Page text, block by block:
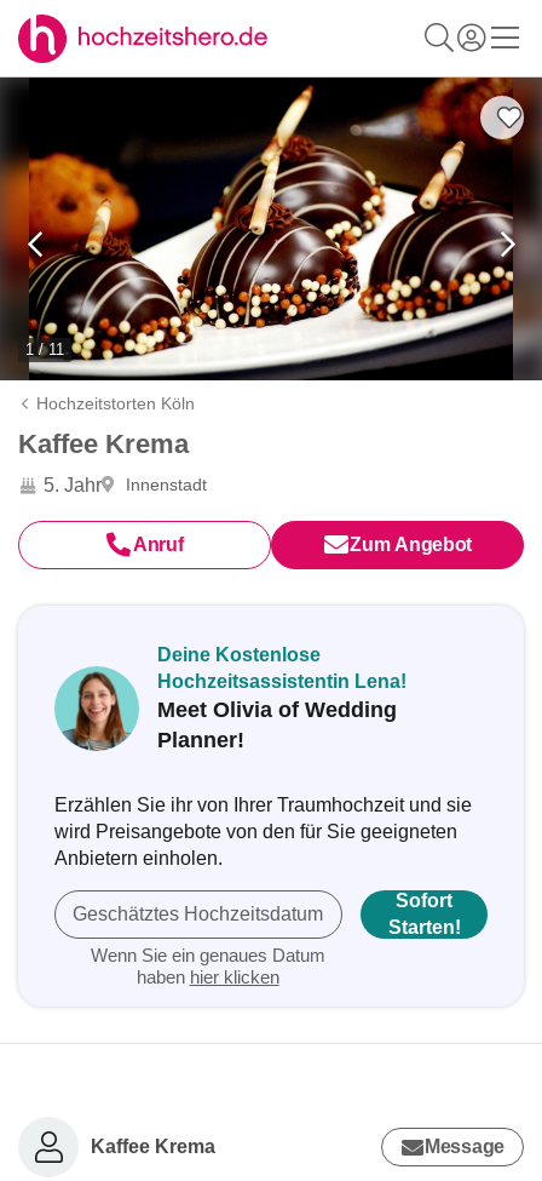
1 / 11
Hochzeitstorten Köln
Kaffee Krema
5. Jahr Innenstadt
Anruf Zum Angebot
Deine Kostenlose
Hochzeitsassistentin Lena!
Meet Olivia of Wedding
Planner!
Erzählen Sie ihr von Ihrer Traumhochzeit und sie
wird Preisangebote von den für Sie geeigneten
Anbietern einholen.
Geschätztes Hochzeitsdatum
Wenn Sie ein genaues Datum
haben hier klicken
Sofort
Starten!
Kaffee Krema Message